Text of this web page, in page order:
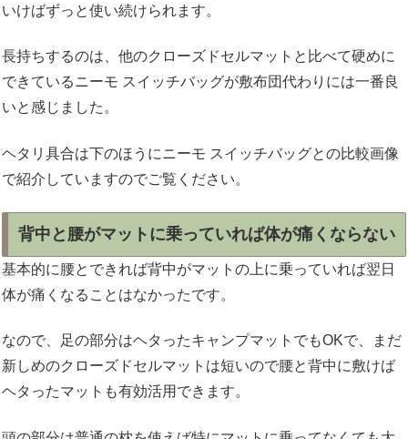
いけばずっと使い続けられます。
長持ちするのは、他のクローズドセルマットと比べて硬めに
できているニーモ スイッチバッグが敷布団代わりには一番良
いと感じました。
ヘタリ具合は下のほうにニーモ スイッチバッグとの比較画像
で紹介していますのでご覧ください。
背中と腰がマットに乗っていれば体が痛くならない
基本的に腰とできれば背中がマットの上に乗っていれば翌日
体が痛くなることはなかったです。
なので、足の部分はヘタったキャンプマットでもOKで、まだ
新しめのクローズドセルマットは短いので腰と背中に敷けば
ヘタったマットも有効活用できます。